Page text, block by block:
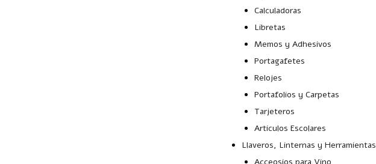
Calculadoras
Libretas
Memos y Adhesivos
Portagafetes
Relojes
Portafolios y Carpetas
Tarjeteros
Articulos Escolares
Llaveros, Linternas y Herramientas